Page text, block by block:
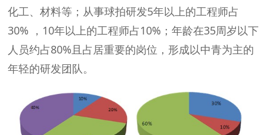
化工、材料等；从事球拍研发5年以上的工程师占
30% ，10年以上的工程师占10%；年龄在35周岁以下
人员约占80%且占居重要的岗位，形成以中青为主的
年轻的研发团队。